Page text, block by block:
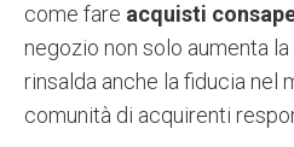
come fare acquisti
negozio non solo aumenta
rinsalda anche la fiducia nel
comunità di acquirenti